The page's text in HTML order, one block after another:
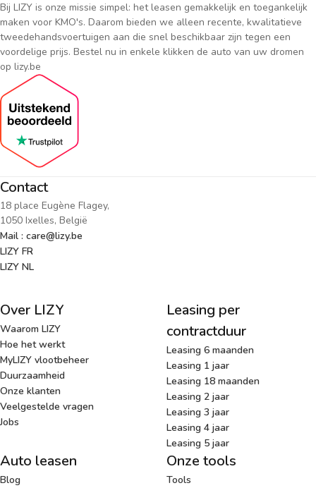
Bij LIZY is onze missie simpel: het leasen gemakkelijk en toegankelijk
maken voor KMO's. Daarom bieden we alleen recente, kwalitatieve
tweedehandsvoertuigen aan die snel beschikbaar zijn tegen een
voordelige prijs. Bestel nu in enkele klikken de auto van uw dromen
op lizy.be
Contact
18 place Eugène Flagey,
1050 Ixelles, België
Mail : care@lizy.be
LIZY FR
LIZY NL
Over LIZY
Waarom LIZY
Hoe het werkt
MyLIZY vlootbeheer
Duurzaamheid
Onze klanten
Veelgestelde vragen
Jobs
Leasing per
contractduur
Leasing 6 maanden
Leasing 1 jaar
Leasing 18 maanden
Leasing 2 jaar
Leasing 3 jaar
Leasing 4 jaar
Leasing 5 jaar
Auto leasen
Blog
Onze tools
Tools